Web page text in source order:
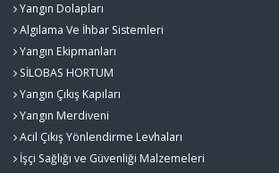
Yangın Dolapları
Algılama Ve İhbar Sistemleri
Yangın Ekipmanları
SİLOBAS HORTUM
Yangın Çıkış Kapıları
Yangın Merdiveni
Acil Çıkış Yönlendirme Levhaları
İşçi Sağlığı ve Güvenliği Malzemeleri